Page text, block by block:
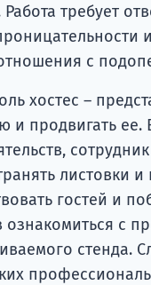
требует
с
хостес –
и продвигать ее.
листовки и
гостей и
ознакомиться с
стенда.